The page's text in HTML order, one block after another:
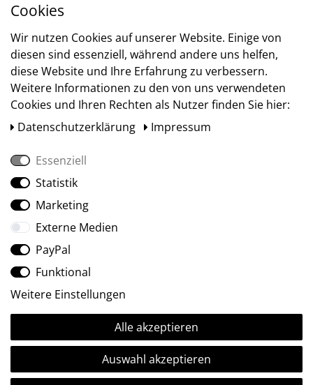
Versand
Social Media
Ⓒ2009-2026 ARTland GmbH • Alle Rechte vorbehalten.
Cookies
Wir nutzen Cookies auf unserer Website. Einige von
diesen sind essenziell, während andere uns helfen,
diese Website und Ihre Erfahrung zu verbessern.
Weitere Informationen zu den von uns verwendeten
Cookies und Ihren Rechten als Nutzer finden Sie hier:
Daten­schutz­erklärung
Impressum
Essenziell
Statistik
Marketing
Externe Medien
PayPal
Funktional
Weitere Einstellungen
Alle akzeptieren
Auswahl akzeptieren